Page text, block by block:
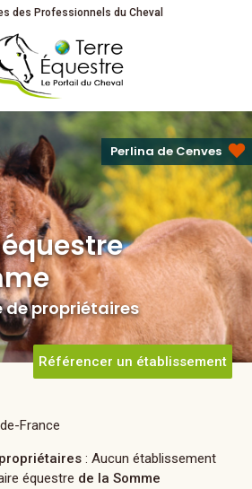
Écurie de propriétaires
des Professionnels du Cheval
de propriétaires
Perlina de Cenves
Référencer un établissement
France
: Aucun établissement
équestre de la Somme